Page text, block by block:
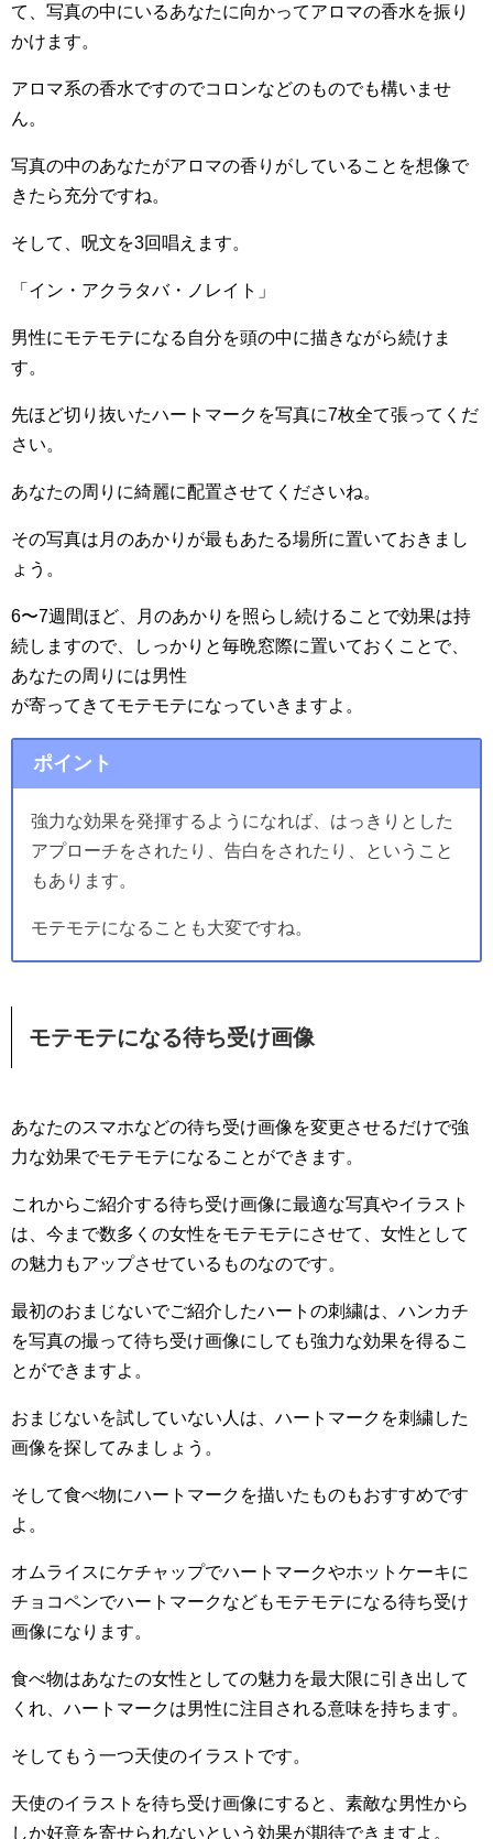
て、写真の中にいるあなたに向かってアロマの香水を振り
かけます。
アロマ系の香水ですのでコロンなどのものでも構いませ
ん。
写真の中のあなたがアロマの香りがしていることを想像で
きたら充分ですね。
そして、呪文を3回唱えます。
「イン・アクラタバ・ノレイト」
男性にモテモテになる自分を頭の中に描きながら続けま
す。
先ほど切り抜いたハートマークを写真に7枚全て張ってくだ
さい。
あなたの周りに綺麗に配置させてくださいね。
その写真は月のあかりが最もあたる場所に置いておきまし
ょう。
6〜7週間ほど、月のあかりを照らし続けることで効果は持
続しますので、しっかりと毎晩窓際に置いておくことで、
あなたの周りには男性
が寄ってきてモテモテになっていきますよ。
ポイント
強力な効果を発揮するようになれば、はっきりとした
アプローチをされたり、告白をされたり、ということ
もあります。
モテモテになることも大変ですね。
モテモテになる待ち受け画像
あなたのスマホなどの待ち受け画像を変更させるだけで強
力な効果でモテモテになることができます。
これからご紹介する待ち受け画像に最適な写真やイラスト
は、今まで数多くの女性をモテモテにさせて、女性として
の魅力もアップさせているものなのです。
最初のおまじないでご紹介したハートの刺繍は、ハンカチ
を写真の撮って待ち受け画像にしても強力な効果を得るこ
とができますよ。
おまじないを試していない人は、ハートマークを刺繍した
画像を探してみましょう。
そして食べ物にハートマークを描いたものもおすすめです
よ。
オムライスにケチャップでハートマークやホットケーキに
チョコペンでハートマークなどもモテモテになる待ち受け
画像になります。
食べ物はあなたの女性としての魅力を最大限に引き出して
くれ、ハートマークは男性に注目される意味を持ちます。
そしてもう一つ天使のイラストです。
天使のイラストを待ち受け画像にすると、素敵な男性から
しか好意を寄せられないという効果が期待できますよ。